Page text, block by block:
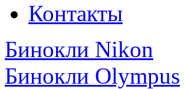
Контакты
Бинокли Nikon
Бинокли Olympus